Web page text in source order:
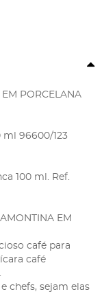
EM PORCELANA
ml 96600/123
100 ml. Ref.
EM
café para
café
chefs, sejam elas